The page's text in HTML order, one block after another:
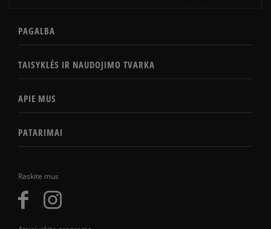
Raskite mus
PAGALBA
TAISYKLĖS IR NAUDOJIMO TVARKA
APIE MUS
PATARIMAI